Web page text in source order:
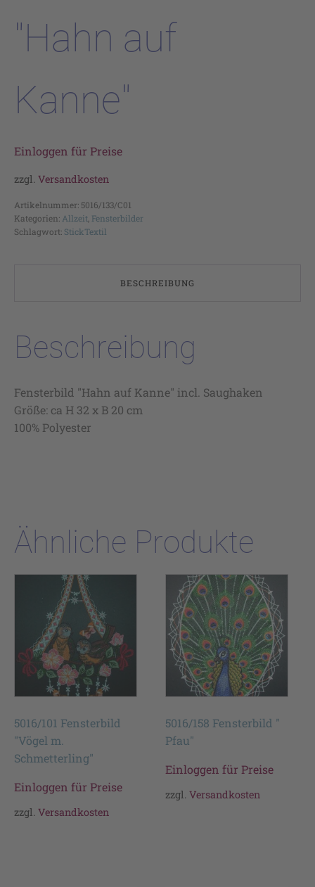
"Hahn auf
Kanne"
Einloggen für Preise
zzgl. Versandkosten
Artikelnummer: 5016/133/C01
Kategorien: Allzeit, Fensterbilder
Schlagwort: StickTextil
BESCHREIBUNG
Beschreibung
Fensterbild "Hahn auf Kanne" incl. Saughaken
Größe: ca H 32 x B 20 cm
100% Polyester
Ähnliche Produkte
5016/101 Fensterbild
"Vögel m.
Schmetterling"
Einloggen für Preise
zzgl. Versandkosten
5016/158 Fensterbild "
Pfau"
Einloggen für Preise
zzgl.Versandkosten